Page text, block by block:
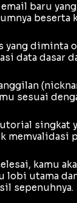
baru
beserta
yang diminta
data dasar
(
sesuai
singkat
memvalidasi
kamu
lobi utama
sepenuhnya.